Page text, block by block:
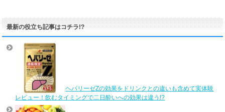
最新の役立ち記事はコチラ!?
ヘパリーゼZの効果をドリンクとの違いも含めて実体験
レビュー！飲むタイミングで二日酔いへの効果は違う!?